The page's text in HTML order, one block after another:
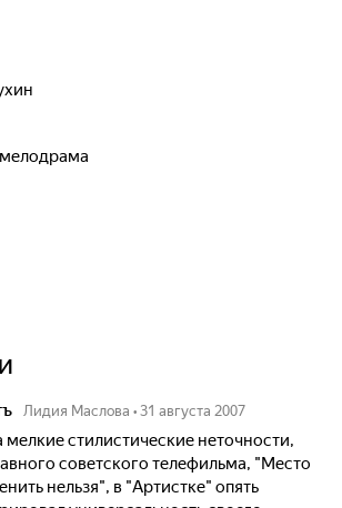
Лидия Маслова • 31 августа 2007
стилистические неточности,
советского телефильма, "Место
нельзя", в "Артистке" опять